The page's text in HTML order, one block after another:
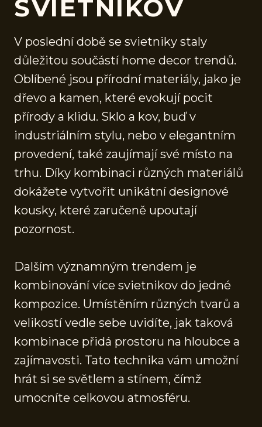
SVIETNIKOV
V poslední době se svietniky staly
důležitou součástí home decor trendů.
Oblíbené jsou přírodní materiály, jako je
dřevo a kamen, které evokují pocit
přírody a klidu. Sklo a kov, buď v
industriálním stylu, nebo v elegantním
provedení, také zaujímají své místo na
trhu. Díky kombinaci různých materiálů
dokážete vytvořit unikátní designové
kousky, které zaručeně upoutají
pozornost.
Dalším významným trendem je
kombinování více svietnikov do jedné
kompozice. Umístěním různých tvarů a
velikostí vedle sebe uvidíte, jak taková
kombinace přidá prostoru na hloubce a
zajímavosti. Tato technika vám umožní
hrát si se světlem a stínem, čímž
umocníte celkovou atmosféru.